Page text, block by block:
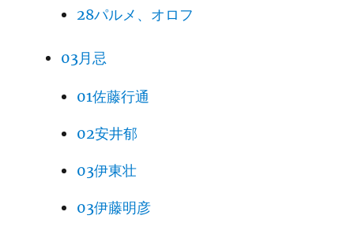
28パルメ、オロフ
03月忌
01佐藤行通
02安井郁
03伊東壮
03伊藤明彦